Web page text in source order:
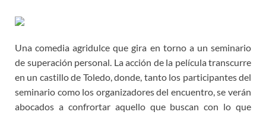
Una comedia agridulce que gira en torno a un seminario
de superación personal. La acción de la película transcurre
en un castillo de Toledo, donde, tanto los participantes del
seminario como los organizadores del encuentro, se verán
abocados a confrortar aquello que buscan con lo que